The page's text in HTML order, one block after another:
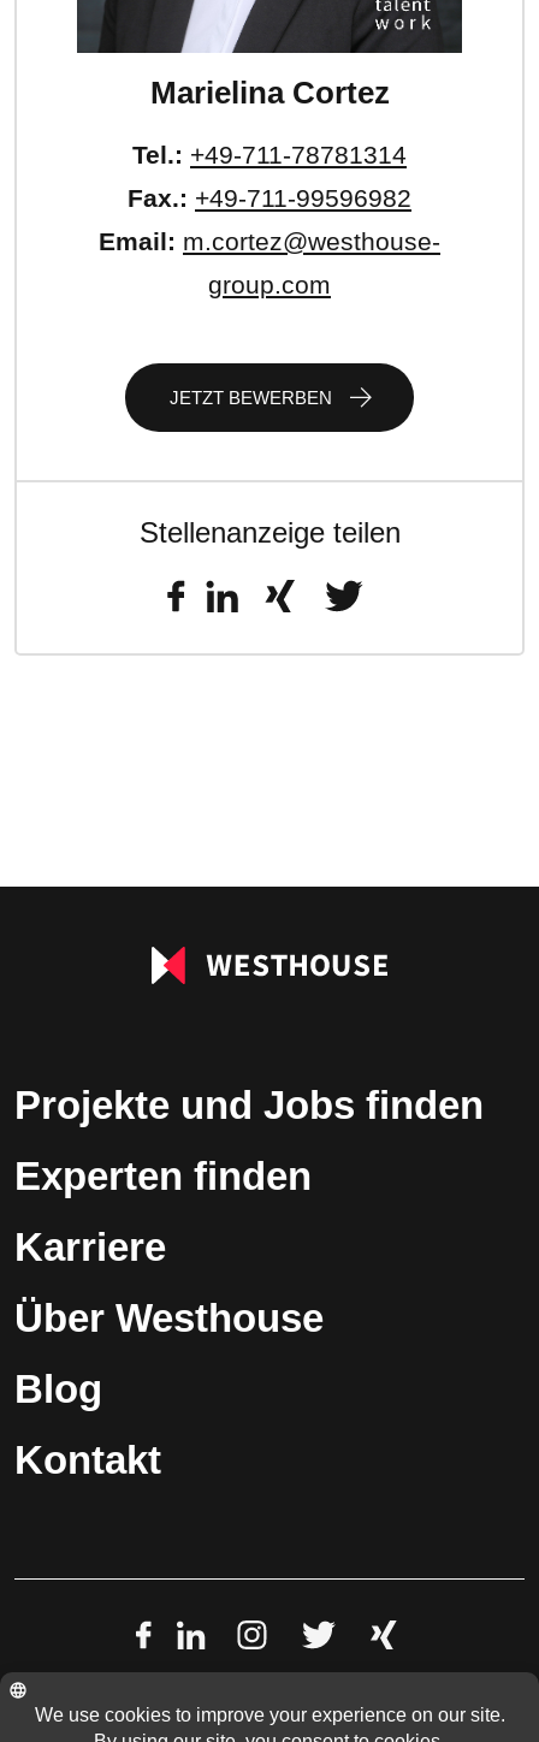
Marielina Cortez
Tel.: +49-711-78781314
Fax.: +49-711-99596982
Email: m.cortez@westhouse-
group.com
JETZT BEWERBEN
Stellenanzeige teilen
Projekte und Jobs finden
Experten finden
Karriere
Über Westhouse
Blog
Kontakt